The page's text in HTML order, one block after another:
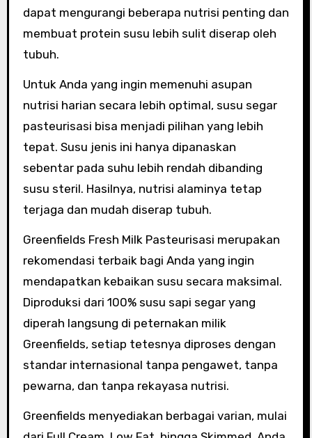
dapat mengurangi beberapa nutrisi penting dan
membuat protein susu lebih sulit diserap oleh
tubuh.
Untuk Anda yang ingin memenuhi asupan
nutrisi harian secara lebih optimal, susu segar
pasteurisasi bisa menjadi pilihan yang lebih
tepat. Susu jenis ini hanya dipanaskan
sebentar pada suhu lebih rendah dibanding
susu steril. Hasilnya, nutrisi alaminya tetap
terjaga dan mudah diserap tubuh.
Greenfields Fresh Milk Pasteurisasi merupakan
rekomendasi terbaik bagi Anda yang ingin
mendapatkan kebaikan susu secara maksimal.
Diproduksi dari 100% susu sapi segar yang
diperah langsung di peternakan milik
Greenfields, setiap tetesnya diproses dengan
standar internasional tanpa pengawet, tanpa
pewarna, dan tanpa rekayasa nutrisi.
Greenfields menyediakan berbagai varian, mulai